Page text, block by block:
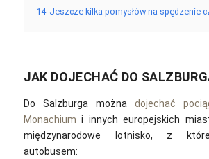
14 Jeszcze kilka pomysłów na spędzenie
JAK DOJECHAĆ DO
Do Salzburga można dojechać
Monachium i innych europejskich
międzynarodowe lotnisko, z
autobusem: